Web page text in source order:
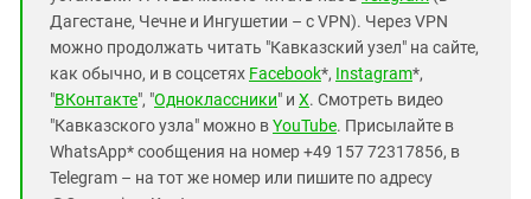
Дагестане, Чечне и Ингушетии – с VPN). Через VPN
можно продолжать читать "Кавказский узел" на сайте,
как обычно, и в соцсетях Facebook*, Instagram*,
"ВКонтакте", "Одноклассники" и X. Смотреть видео
"Кавказского узла" можно вYouTube. Присылайте в
WhatsApp* сообщения на номер +49 157 72317856, в
Telegram – на тот же номер или пишите по адресу